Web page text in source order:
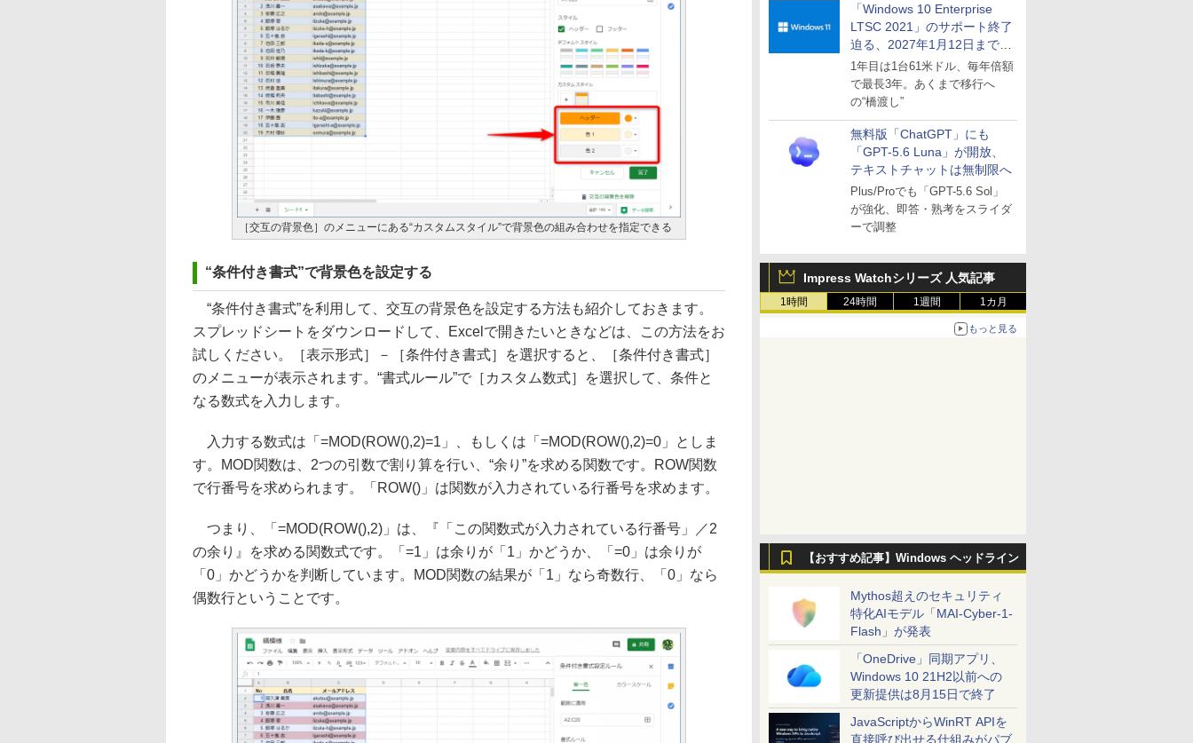
「Windows 10 Enterprise
LTSC 2021」のサポート終了
迫る、2027年1月12日まで
～ESUは9月1日から販売
1年目は1台61米ドル、毎年倍額
で最長3年。あくまで移行へ
の“橋渡し”
無料版「ChatGPT」にも
「GPT-5.6 Luna」が開放、
テキストチャットは無制限へ
Plus/Proでも「GPT-5.6 Sol」
が強化、即答・熟考をスライダ
ーで調整
Impress Watchシリーズ 人気記事
1時間 24時間 1週間 1カ月
もっと見る
【おすすめ記事】Windows ヘッドライン
Mythos超えのセキュリティ
特化AIモデル「MAI-Cyber-1-
Flash」が発表
「OneDrive」同期アプリ、
Windows 10 21H2以前への
更新提供は8月15日で終了
JavaScriptからWinRT APIを
直接呼び出せる仕組みがパブ
［交互の背景色］のメニューにある“カスタムスタイル”で背景色の組み合わせを指定できる
“条件付き書式”で背景色を設定する
“条件付き書式”を利用して、交互の背景色を設定する方法も紹介しておきます。
スプレッドシートをダウンロードして、Excelで開きたいときなどは、この方法をお
試しください。［表示形式］－［条件付き書式］を選択すると、［条件付き書式］
のメニューが表示されます。“書式ルール”で［カスタム数式］を選択して、条件と
なる数式を入力します。
入力する数式は「=MOD(ROW(),2)=1」、もしくは「=MOD(ROW(),2)=0」としま
す。MOD関数は、2つの引数で割り算を行い、“余り”を求める関数です。ROW関数
で行番号を求められます。「ROW()」は関数が入力されている行番号を求めます。
つまり、「=MOD(ROW(),2)」は、『「この関数式が入力されている行番号」／2
の余り』を求める関数式です。「=1」は余りが「1」かどうか、「=0」は余りが
「0」かどうかを判断しています。MOD関数の結果が「1」なら奇数行、「0」なら
偶数行ということです。